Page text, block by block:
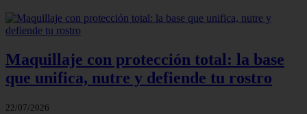
Maquillaje con protección total: la base
que unifica, nutre y defiende tu rostro
22/07/2026